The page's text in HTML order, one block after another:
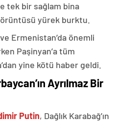
tek bir sağlam bina
yürek burktu.
Ermenistan’da önemli
Paşinyan’a tüm
yine kötü haber geldi.
Ayrılmaz Bir
Putin, Dağlık Karabağ’ın